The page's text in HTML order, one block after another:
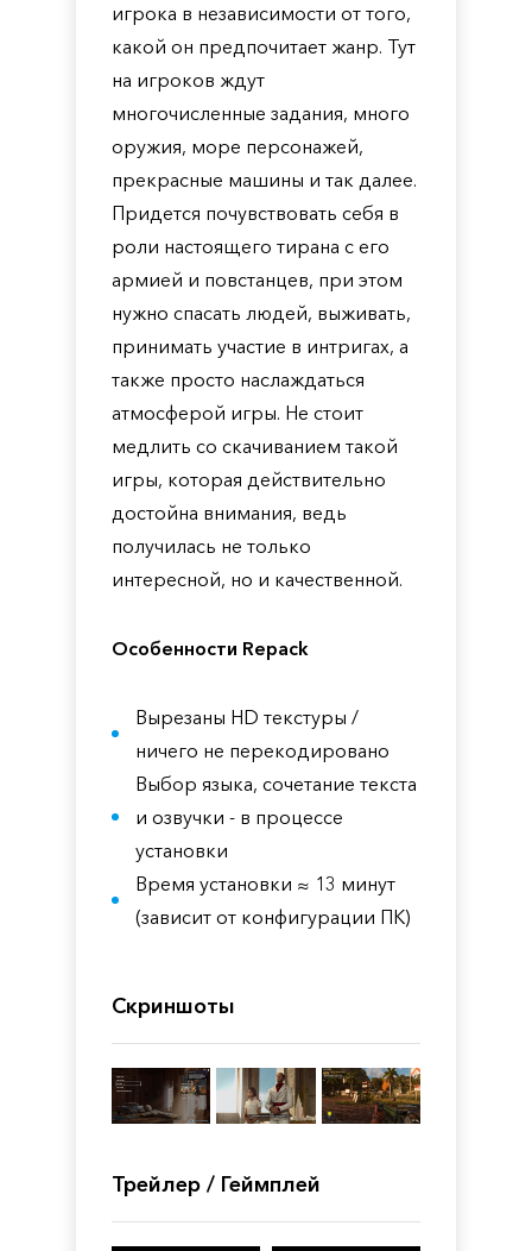
игрока в независимости от того,
какой он предпочитает жанр. Тут
на игроков ждут
многочисленные задания, много
оружия, море персонажей,
прекрасные машины и так далее.
Придется почувствовать себя в
роли настоящего тирана с его
армией и повстанцев, при этом
нужно спасать людей, выживать,
принимать участие в интригах, а
также просто наслаждаться
атмосферой игры. Не стоит
медлить со скачиванием такой
игры, которая действительно
достойна внимания, ведь
получилась не только
интересной, но и качественной.
Особенности Repack
Вырезаны HD текстуры /
ничего не перекодировано
Выбор языка, сочетание текста
и озвучки - в процессе
установки
Время установки ≈ 13 минут
(зависит от конфигурации ПК)
Скриншоты
Трейлер / Геймплей